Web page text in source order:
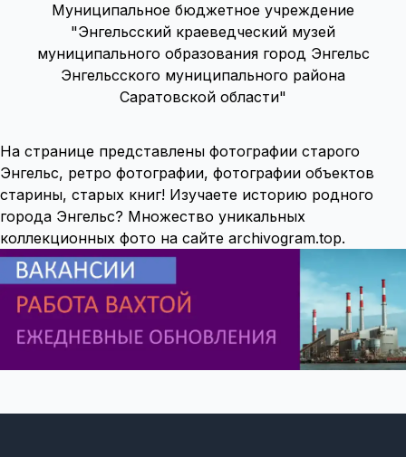
Муниципальное бюджетное учреждение
"Энгельсский краеведческий музей
муниципального образования город Энгельс
Энгельсского муниципального района
Саратовской области"
На странице представлены фотографии старого
Энгельс, ретро фотографии, фотографии объектов
старины, старых книг! Изучаете историю родного
города Энгельс? Множество уникальных
коллекционных фото на сайте archivogram.top.